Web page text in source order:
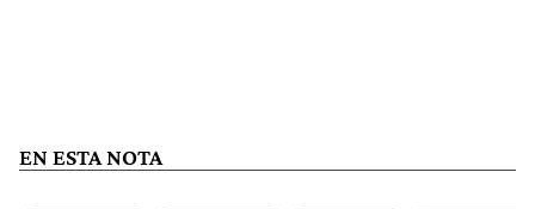
EN ESTA NOTA